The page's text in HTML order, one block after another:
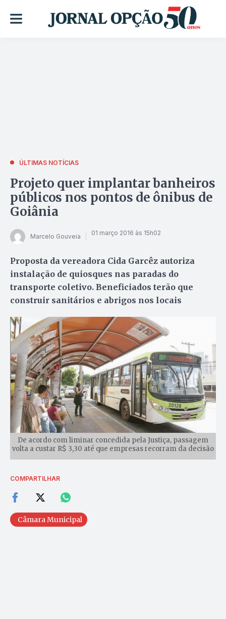
ÚLTIMAS NOTÍCIAS
Projeto quer implantar banheiros
públicos nos pontos de ônibus de
Goiânia
Marcelo Gouveia 01 março 2016 às 15h02
Proposta da vereadora Cida Garcêz autoriza
instalação de quiosques nas paradas do
transporte coletivo. Beneficiados terão que
construir sanitários e abrigos nos locais
De acordo com liminar concedida pela Justiça, passagem
volta a custar R$ 3,30 até que empresas recorram da decisão
COMPARTILHAR
Câmara Municipal